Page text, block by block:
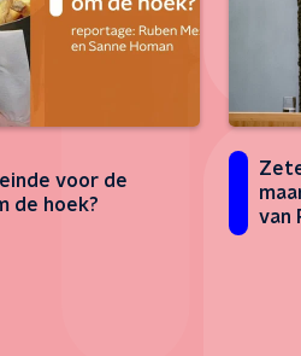
voor de
de hoek?
van